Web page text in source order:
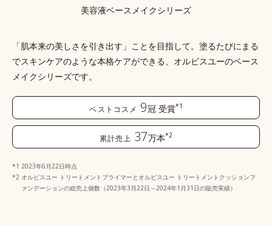
美容液ベースメイクシリーズ
「肌本来の美しさを引き出す」ことを目指して。塗るたびにまる
でスキンケアのような本格ケアができる、 オルビスユーのベース
メイクシリーズです。
ベストコスメ 9冠 受賞*1
累計売上 37万本*2
2023年6月22日時点
オルビスユー トリートメントプライマーとオルビスユー トリートメントクッションフ
ァンデーションの総売上個数（2023年3月22日～2024年1月31日の販売実績）